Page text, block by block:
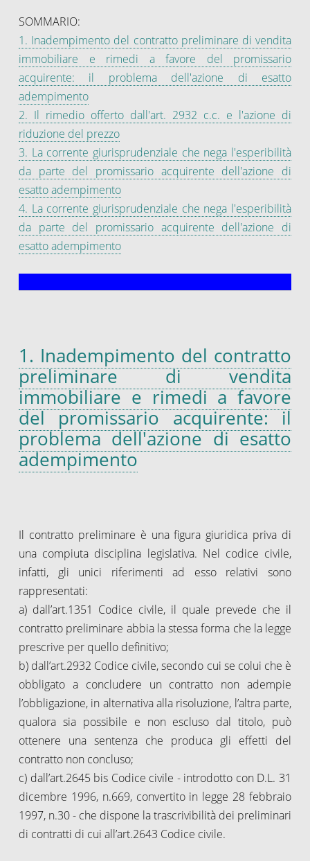
SOMMARIO:
1. Inadempimento del contratto preliminare di vendita
immobiliare e rimedi a favore del promissario
acquirente: il problema dell'azione di esatto
adempimento
2. Il rimedio offerto dall'art. 2932 c.c. e l'azione di
riduzione del prezzo
3. La corrente giurisprudenziale che nega l'esperibilità
da parte del promissario acquirente dell'azione di
esatto adempimento
4. La corrente giurisprudenziale che nega l'esperibilità
da parte del promissario acquirente dell'azione di
esatto adempimento
1. Inadempimento del contratto
preliminare di vendita
immobiliare e rimedi a favore
del promissario acquirente: il
problema dell'azione di esatto
adempimento
Il contratto preliminare è una figura giuridica priva di
una compiuta disciplina legislativa. Nel codice civile,
infatti, gli unici riferimenti ad esso relativi sono
rappresentati:
a) dall’art.1351 Codice civile, il quale prevede che il
contratto preliminare abbia la stessa forma che la legge
prescrive per quello definitivo;
b) dall’art.2932 Codice civile, secondo cui se colui che è
obbligato a concludere un contratto non adempie
l’obbligazione, in alternativa alla risoluzione, l’altra parte,
qualora sia possibile e non escluso dal titolo, può
ottenere una sentenza che produca gli effetti del
contratto non concluso;
c) dall’art.2645 bis Codice civile - introdotto con D.L. 31
dicembre 1996, n.669, convertito in legge 28 febbraio
1997, n.30 - che dispone la trascrivibilità dei preliminari
di contratti di cui all’art.2643 Codice civile.